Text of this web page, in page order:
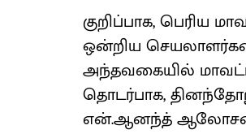
குறிப்பாக, பெரிய
ஒன்றிய
அந்தவகையில்
தொடர்பாக,
என்.ஆனந்த் ஆலோசனை